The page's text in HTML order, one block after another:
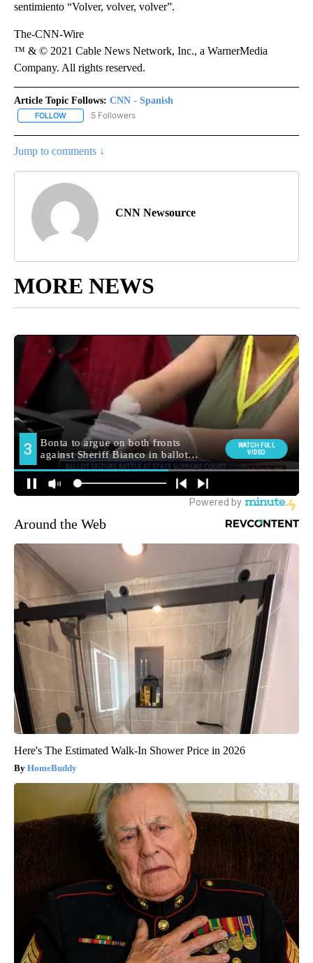
sentimiento “Volver, volver, volver”.
The-CNN-Wire
™ & © 2021 Cable News Network, Inc., a WarnerMedia
Company. All rights reserved.
Article Topic Follows: CNN - Spanish
FOLLOW FOLLOW "CNN - SPANISH" TO RECEIVE NOTIFICATIONS ABOUT
5 Followers
Jump to comments ↓
CNN Newsource
MORE NEWS
Around the Web
Here's The Estimated Walk-In Shower Price in 2026
HomeBuddy